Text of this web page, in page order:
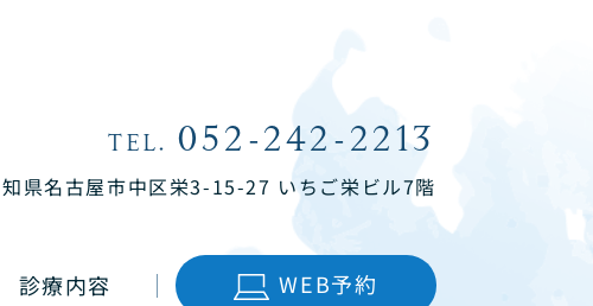
TEL. 052-242-2213
県名古屋市中区栄3-15-27 いちご栄ビル7階
診療内容 WEB予約